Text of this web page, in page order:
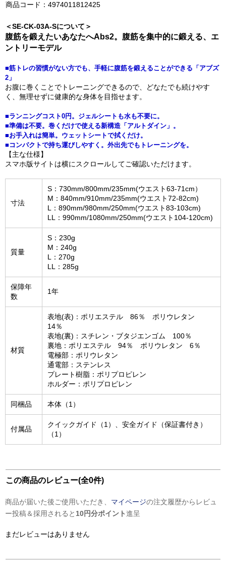
商品コード：4974011812425
＜SE-CK-03A-Sについて＞
腹筋を鍛えたいあなたへAbs2。腹筋を集中的に鍛える、エ
ントリーモデル
■筋トレの習慣がない方でも、手軽に腹筋を鍛えることができる「アブズ
2」
お腹に巻くことでトレーニングできるので、どなたでも続けやす
く、無理せずに健康的な身体を目指せます。
■ランニングコスト0円。ジェルシートも水も不要に。
■準備は不要。巻くだけで使える新構造「アルトダイン」。
■お手入れは簡単。ウェットシートで拭くだけ。
■コンパクトで持ち運びしやすく。外出先でもトレーニングを。
【主な仕様】
スマホ版サイトは横にスクロールしてご確認いただけます。
寸法
S：730mm/800mm/235mm(ウエスト63-71cm）
M：840mm/910mm/235mm(ウエスト72-82cm)
L：890mm/980mm/250mm(ウエスト83-103cm)
LL：990mm/1080mm/250mm(ウエスト104-120cm)
質量
S：230g
M：240g
L：270g
LL：285g
保障年
数
1年
材質
表地(表)：ポリエステル 86％ ポリウレタン
14％
表地(裏)：スチレン・ブタジエンゴム 100％
裏地：ポリエステル 94％ ポリウレタン 6％
電極部：ポリウレタン
通電部：ステンレス
プレート樹脂：ポリプロピレン
ホルダー：ポリプロピレン
同梱品 本体（1）
付属品
クイックガイド（1）、安全ガイド（保証書付き）
（1）
この商品のレビュー(全0件)
商品が届いた後ご使用いただき、 マイページの注文履歴からレビュ
ー投稿＆採用されると 10円分ポイント進呈
まだレビューはありません